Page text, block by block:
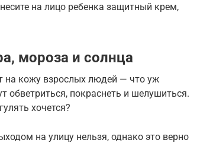
на лицо ребенка защитный крем,
мороза и солнца
кожу взрослых людей — что уж
обветриться, покраснеть и шелушиться.
хочется?
на улицу нельзя, однако это верно